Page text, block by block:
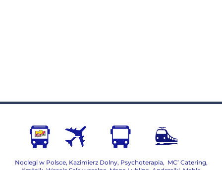
Noclegi w Polsce, Kazimierz Dolny, Psychoterapia, MC’ Catering,